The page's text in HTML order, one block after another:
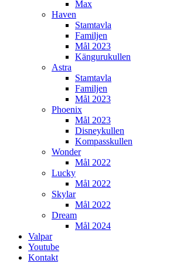
Max
Haven
Stamtavla
Familjen
Mål 2023
Kängurukullen
Astra
Stamtavla
Familjen
Mål 2023
Phoenix
Mål 2023
Disneykullen
Kompasskullen
Wonder
Mål 2022
Lucky
Mål 2022
Skylar
Mål 2022
Dream
Mål 2024
Valpar
Youtube
Kontakt